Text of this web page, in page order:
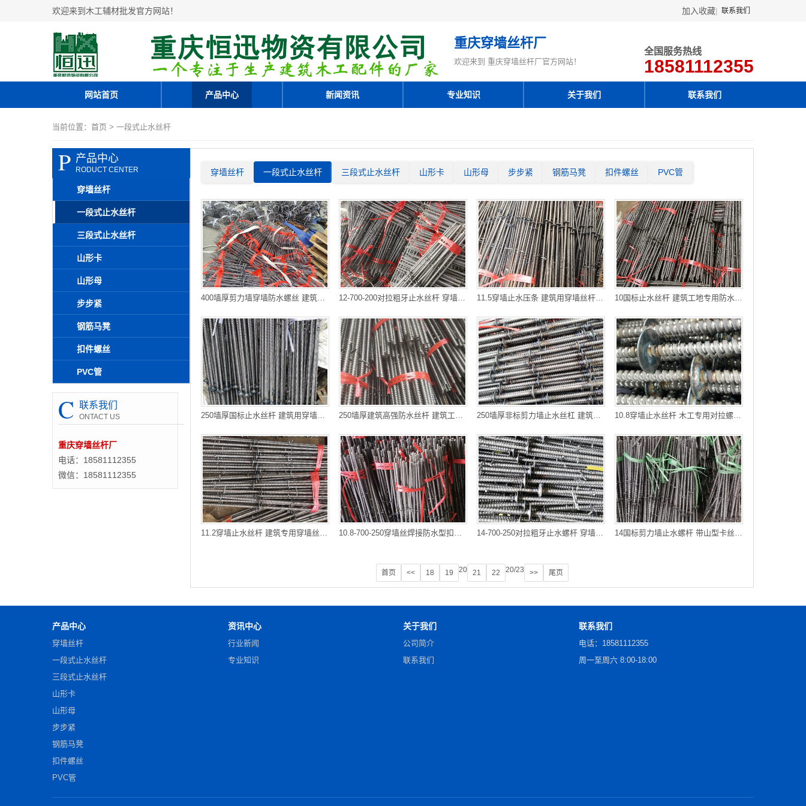
欢迎来到木工辅材批发官方网站！ 加入收藏| 联系我们
重庆穿墙丝杆厂
欢迎来到 重庆穿墙丝杆厂官方网站！
全国服务热线
18581112355
网站首页 产品中心 新闻资讯 专业知识 关于我们 联系我们
当前位置： 首页 > 一段式止水丝杆
P 产品中心
RODUCT CENTER
穿墙丝杆
一段式止水丝杆
三段式止水丝杆
山形卡
山形母
步步紧
钢筋马凳
扣件螺丝
PVC管
C 联系我们
ONTACT US
重庆穿墙丝杆厂
电话：18581112355
微信：18581112355
穿墙丝杆 一段式止水丝杆 三段式止水丝杆 山形卡 山形母 步步紧 钢筋马凳 扣件螺丝 PVC管
400墙厚剪力墙穿墙防水螺丝 建筑工地专用防水对拉粗牙穿墙螺栓 12-700-200对拉粗牙止水丝杆 穿墙常用丝杆 贵阳厂家直销 快速便 11.5穿墙止水压条 建筑用穿墙丝杆 奉节丝杆厂家 量大优惠 10国标止水丝杆 建筑工地专用防水对拉粗牙穿墙螺栓 甘孜州丝杆厂
250墙厚国标止水丝杆 建筑用穿墙丝杆 双桥区丝杆厂家 大量现货 250墙厚建筑高强防水丝杆 建筑工地专用防水对拉粗牙穿墙螺栓 九 250墙厚非标剪力墙止水丝杠 建筑用穿墙丝杆 安顺现货批发 可以开 10.8穿墙止水丝杆 木工专用对拉螺杆 渝中区螺杆厂家 长度可以切
11.2穿墙止水丝杆 建筑专用穿墙丝 达州厂家直销 可以走专线物流 10.8-700-250穿墙丝焊接防水型扣丝杆 建筑地下室穿墙丝杆 贵阳丝 14-700-250对拉粗牙止水螺杆 穿墙常用丝杆 云阳丝杆厂家 可以开 14国标剪力墙止水螺杆 带山型卡丝杆 巫溪螺杆厂家 专线物流
首页 << 18 19 20 21 22 20/23 >> 尾页
产品中心
穿墙丝杆
一段式止水丝杆
三段式止水丝杆
山形卡
山形母
步步紧
钢筋马凳
扣件螺丝
PVC管
资讯中心
行业新闻
专业知识
关于我们
公司简介
联系我们
联系我们
电话：18581112355
周一至周六 8:00-18:00